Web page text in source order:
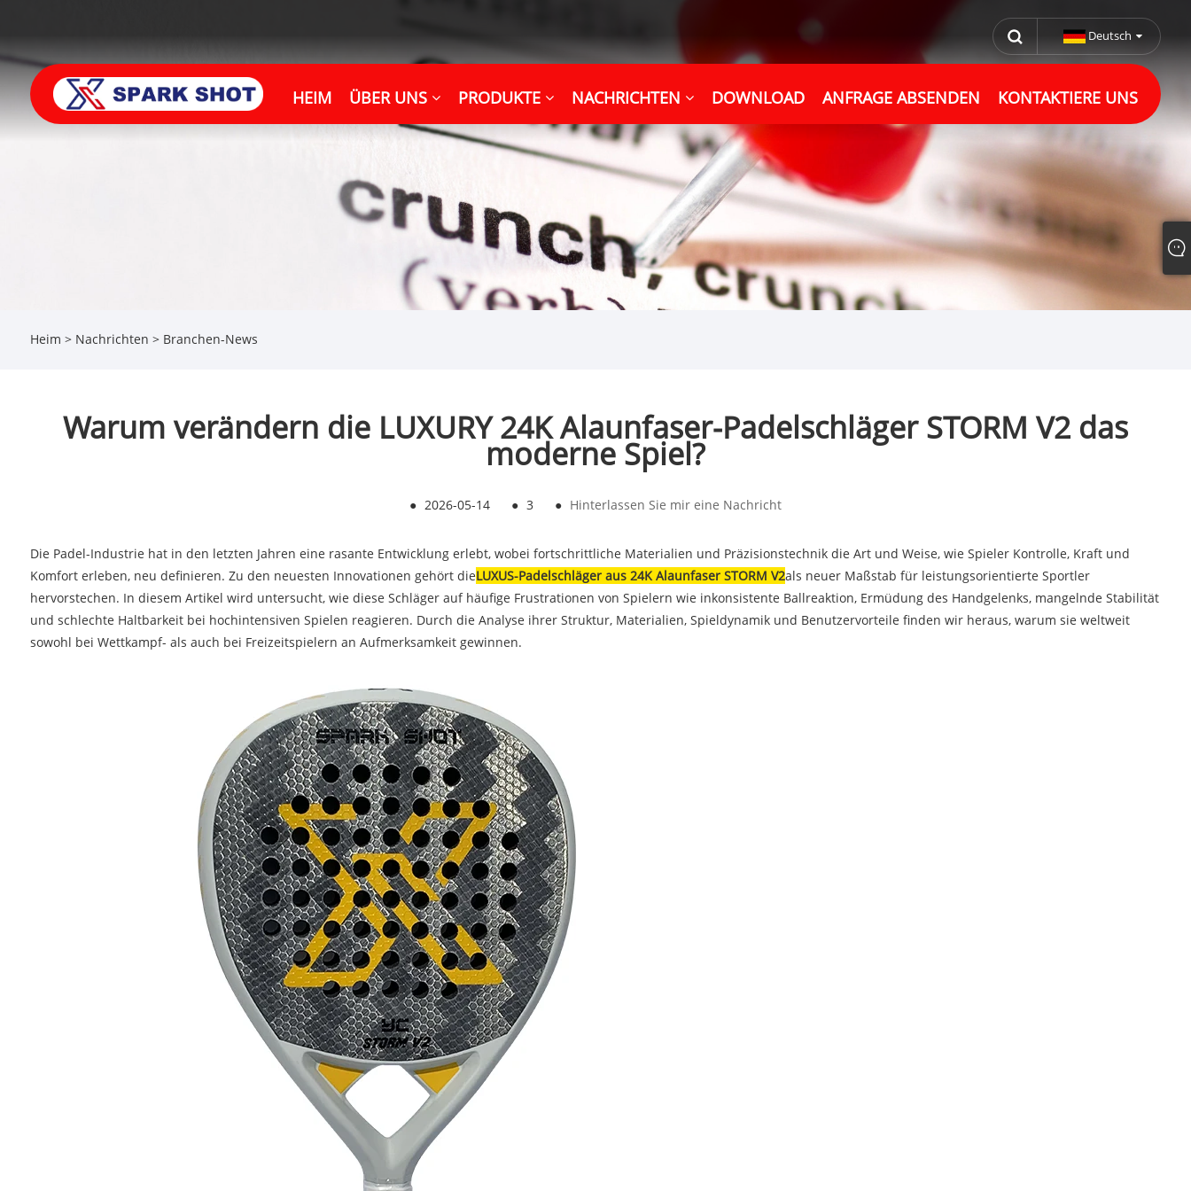
Deutsch
HEIM ÜBER UNS PRODUKTE NACHRICHTEN DOWNLOAD ANFRAGE ABSENDEN KONTAKTIERE UNS
Heim > Nachrichten > Branchen-News
Warum verändern die LUXURY 24K Alaunfaser-Padelschläger STORM V2 das
moderne Spiel?
● 2026-05-14 ● 3 ● Hinterlassen Sie mir eine Nachricht
Die Padel-Industrie hat in den letzten Jahren eine rasante Entwicklung erlebt, wobei fortschrittliche Materialien und Präzisionstechnik die Art und Weise, wie Spieler Kontrolle, Kraft und
Komfort erleben, neu definieren. Zu den neuesten Innovationen gehört dieLUXUS-Padelschläger aus 24K Alaunfaser STORM V2als neuer Maßstab für leistungsorientierte Sportler
hervorstechen. In diesem Artikel wird untersucht, wie diese Schläger auf häufige Frustrationen von Spielern wie inkonsistente Ballreaktion, Ermüdung des Handgelenks, mangelnde Stabilität
und schlechte Haltbarkeit bei hochintensiven Spielen reagieren. Durch die Analyse ihrer Struktur, Materialien, Spieldynamik und Benutzervorteile finden wir heraus, warum sie weltweit
sowohl bei Wettkampf- als auch bei Freizeitspielern an Aufmerksamkeit gewinnen.